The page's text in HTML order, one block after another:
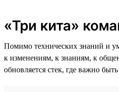
«Три кита»
Помимо технических знаний и
к изменениям, к знаниям, к
обновляется стек, где важно